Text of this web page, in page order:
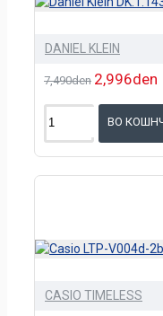
DANIEL KLEIN
7,490den 2,996den
ВО
CASIO TIMELESS